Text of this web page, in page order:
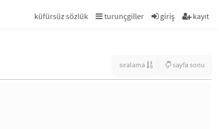
küfürsüz sözlük turunçgiller giriş kayıt
sıralama sayfa sonu